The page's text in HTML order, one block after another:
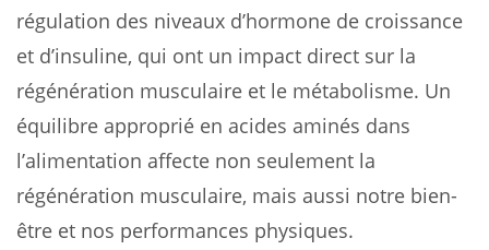
régulation des niveaux d’hormone de croissance
et d’insuline, qui ont un impact direct sur la
régénération musculaire et le métabolisme. Un
équilibre approprié en acides aminés dans
l’alimentation affecte non seulement la
régénération musculaire, mais aussi notre bien-
être et nos performances physiques.